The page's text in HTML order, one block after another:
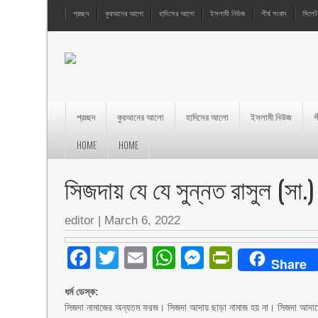
প্রচ্ছদ কুরআনের আলো হাদিসের আলো ইসলামী নিউজ শীর্ষ সংবাদ
প্রচ্ছদ কুরআনের আলো হাদিসের আলো ইসলামী নিউজ
HOME
HOME
সিজদায় যে যে সুন্নত রাসুল
editor | March 6, 2022
Facebook
Twitter
EmailWhatsApp
Messenger
Share
ধর্ম ডেস্ক:
সিজদা নামাজের অন্যতম ফরজ। সিজদা আদায় ছাড়া নামাজ হয় না। সিজদা